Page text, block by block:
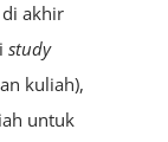
akhir
study
kuliah),
untuk